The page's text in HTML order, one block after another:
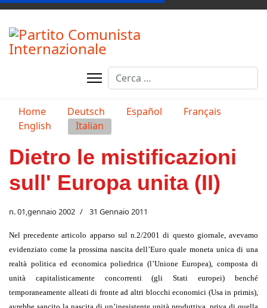
Cerca
Seleziona la tua lingua
Home Deutsch Español
Français
English
Italian
Dietro le mistificazioni
sull' Europa unita (II)
n. 01,gennaio 2002 31 Gennaio 2011
Nel precedente articolo apparso sul n.2/2001 di questo giornale, avevamo
evidenziato come la prossima nascita dell’Euro quale moneta unica di una
realtà politica ed economica poliedrica (l’Unione Europea), composta di
unità capitalisticamente concorrenti (gli Stati europei) benché
temporaneamente alleati di fronte ad altri blocchi economici (Usa in primis),